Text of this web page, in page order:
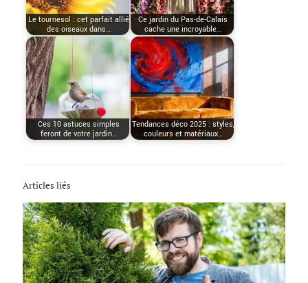
Le tournesol : cet parfait allié
des oiseaux dans…
Ce jardin du Pas-de-Calais
cache une incroyable…
Ces 10 astuces simples
feront de votre jardin…
Tendances déco 2025 : styles,
couleurs et matériaux…
Articles liés